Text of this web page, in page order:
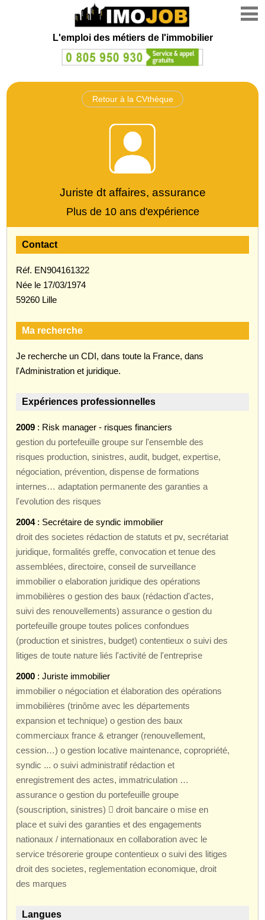
L'emploi des métiers de l'immobilier
Retour à la CVthèque
Juriste dt affaires, assurance
Plus de 10 ans d'expérience
Contact
Réf. EN904161322
Née le 17/03/1974
59260 Lille
Ma recherche
Je recherche un CDI, dans toute la France, dans
l'Administration et juridique.
Expériences professionnelles
2009 : Risk manager - risques financiers
gestion du portefeuille groupe sur l'ensemble des
risques production, sinistres, audit, budget, expertise,
négociation, prévention, dispense de formations
internes… adaptation permanente des garanties a
l'evolution des risques
2004: Secrétaire de syndic immobilier
droit des societes rédaction de statuts et pv, secrétariat
juridique, formalités greffe, convocation et tenue des
assemblées, directoire, conseil de surveillance
immobilier o elaboration juridique des opérations
immobilières o gestion des baux (rédaction d'actes,
suivi des renouvellements) assurance o gestion du
portefeuille groupe toutes polices confondues
(production et sinistres, budget) contentieux o suivi des
litiges de toute nature liés l'activité de l'entreprise
2000 : Juriste immobilier
immobilier o négociation et élaboration des opérations
immobilières (trinôme avec les départements
expansion et technique) o gestion des baux
commerciaux france & etranger (renouvellement,
cession…) o gestion locative maintenance, copropriété,
syndic ... o suivi administratif rédaction et
enregistrement des actes, immatriculation …
assurance o gestion du portefeuille groupe
(souscription, sinistres)  droit bancaire o mise en
place et suivi des garanties et des engagements
nationaux / internationaux en collaboration avec le
service trésorerie groupe contentieux o suivi des litiges
droit des societes, reglementation economique, droit
des marques
Langues